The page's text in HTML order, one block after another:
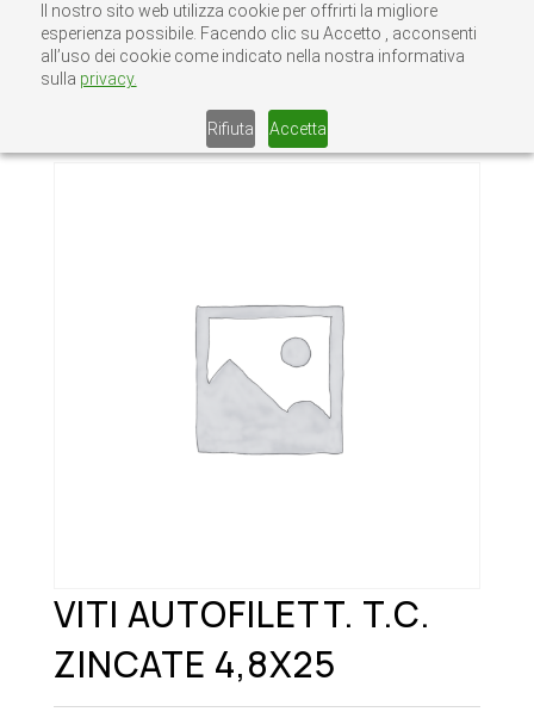
Il nostro sito web utilizza cookie per offrirti la migliore
esperienza possibile. Facendo clic su Accetto , acconsenti
all’uso dei cookie come indicato nella nostra informativa
sulla privacy.
Rifiuta Accetta
Home/Senza categoria
T.C. ZINCATE 4,8X25
VITI AUTOFILETT. T.C.
ZINCATE 4,8X25